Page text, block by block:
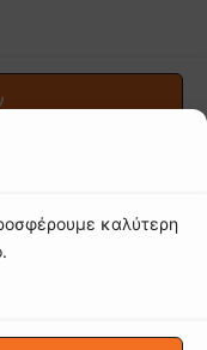
καλύτερη